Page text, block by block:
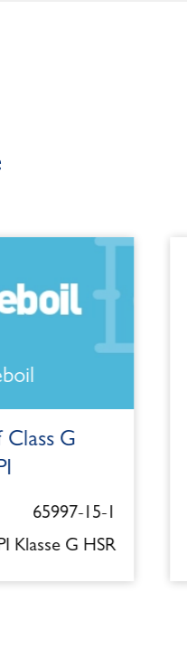
G
65997-15-1
Klasse G HSR